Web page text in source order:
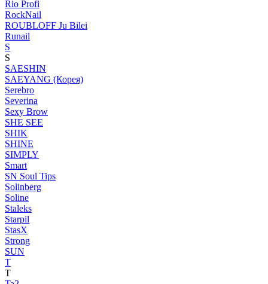
Rio Profi
RockNail
ROUBLOFF Ju Bilei
Runail
S
S
SAESHIN
SAEYANG (Корея)
Serebro
Severina
Sexy Brow
SHE SEE
SHIK
SHINE
SIMPLY
Smart
SN Soul Tips
Solinberg
Soline
Staleks
Starpil
StasX
Strong
SUN
T
T